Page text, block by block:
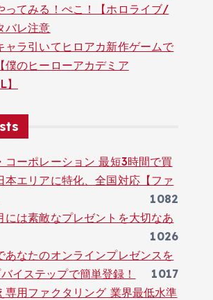
ってみる！ぺこ！【ホロライブ/
バレ注意
ャラ引いてヒロアカ新作ゲームで
僕のヒーローアカデミア
コーポレーション 最短3時間で買
本エリアに特化、全国対応【ファ
1082
には素敵なプレゼントを大切なあ
1026
あなたのオンラインプレゼンスを
イステップで簡単登録！
1017
専用ファクタリング 業界最低水準